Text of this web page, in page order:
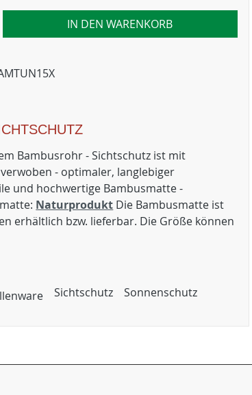
IN DEN WARENKORB
Bambusrohr - Sichtschutz ist mit
- optimaler, langlebiger
und hochwertige Bambusmatte -
Naturprodukt Die Bambusmatte ist
erhältlich bzw. lieferbar. Die Größe können
Sichtschutz Sonnenschutz